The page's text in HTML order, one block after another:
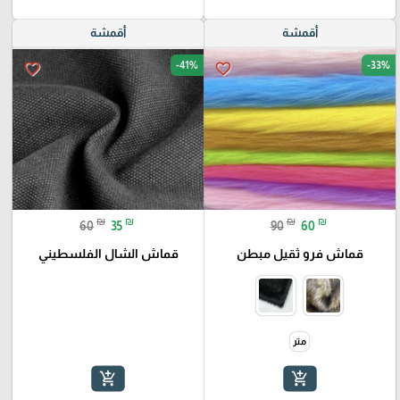
أقمشة
favorite_border -33%
90 ₪ 60 ₪
قماش فرو ثقيل مبطن
متر
add_shopping_cart
أقمشة
favorite_border -41%
60 ₪ 35 ₪
قماش الشال الفلسطيني
add_shopping_cart